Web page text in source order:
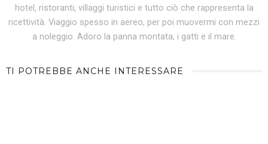
hotel, ristoranti, villaggi turistici e tutto ciò che rappresenta la
ricettività. Viaggio spesso in aereo, per poi muovermi con mezzi
a noleggio. Adoro la panna montata, i gatti e il mare.
TI POTREBBE ANCHE INTERESSARE